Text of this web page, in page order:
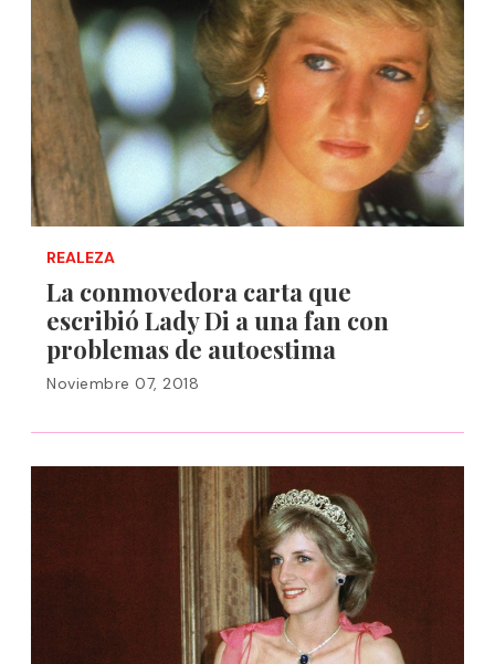
REALEZA
La conmovedora carta que
escribió Lady Di a una fan con
problemas de autoestima
Noviembre 07, 2018